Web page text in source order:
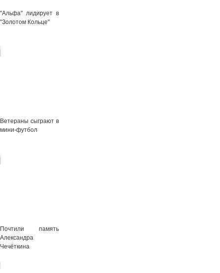
"Альфа" лидирует в
"Золотом Кольце"
Ветераны сыграют в
мини-футбол
Почтили память
Александра
Чечёткина